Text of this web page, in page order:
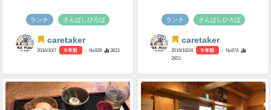
ランチ さんばしひろば
caretaker
2016/10/7 9 年前 - №828 3621
ランチ さんばしひろば
caretaker
2016/10/24 9 年前
- №874
2651